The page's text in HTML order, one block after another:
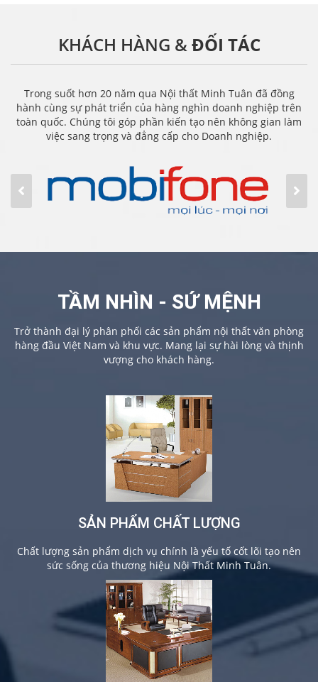
KHÁCH HÀNG &ĐỐI TÁC
Trong suốt hơn 20 năm qua Nội thất Minh Tuân đã đồng
hành cùng sự phát triển của hàng nghìn doanh nghiệp trên
toàn quốc. Chúng tôi góp phần kiến tạo nên không gian làm
việc sang trọng và đẳng cấp cho Doanh nghiệp.
TẦM NHÌN - SỨ MỆNH
Trở thành đại lý phân phối các sản phẩm nội thất văn phòng
hàng đầu Việt Nam và khu vực. Mang lại sự hài lòng và thịnh
vượng cho khách hàng.
SẢN PHẨM CHẤT LƯỢNG
Chất lượng sản phẩm dịch vụ chính là yếu tố cốt lõi tạo nên
sức sống của thương hiệu Nội Thất Minh Tuân.